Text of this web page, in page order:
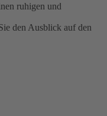
ruhigen und
den Ausblick auf den